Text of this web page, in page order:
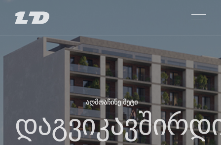
ᲞᲠᲝᲔᲥᲢᲔᲑᲘ
SARAJISHVILI
SACHKHERE
ᲐᲦᲛᲝᲐᲩᲘᲜᲔ ᲛᲔᲢᲘ